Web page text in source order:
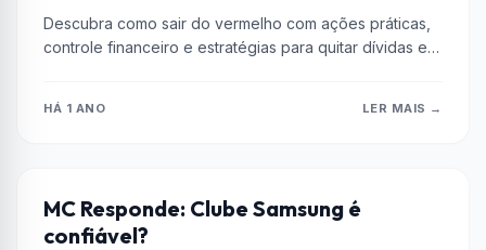
Descubra como sair do vermelho com ações práticas,
controle financeiro e estratégias para quitar dívidas e
HÁ 1 ANO LER MAIS →
EMPRESAS
MC Responde: Clube Samsung é
confiável?